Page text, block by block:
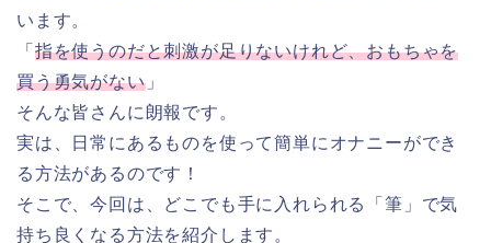
います。
「 指を使うのだと刺激が足りないけれど、おもちゃを
買う勇気がない」
そんな皆さんに朗報です。
実は、日常にあるものを使って簡単にオナニーができ
る方法があるのです！
そこで、今回は、どこでも手に入れられる「筆」で気
持ち良くなる方法を紹介します。